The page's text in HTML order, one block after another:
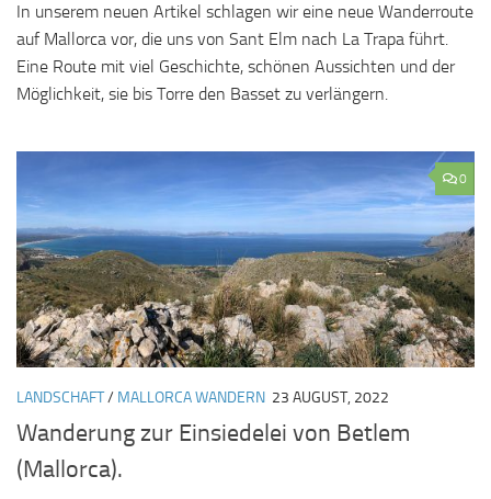
In unserem neuen Artikel schlagen wir eine neue Wanderroute
auf Mallorca vor, die uns von Sant Elm nach La Trapa führt.
Eine Route mit viel Geschichte, schönen Aussichten und der
Möglichkeit, sie bis Torre den Basset zu verlängern.
0
LANDSCHAFT/ MALLORCA WANDERN 23 AUGUST, 2022
Wanderung zur Einsiedelei von Betlem
(Mallorca).